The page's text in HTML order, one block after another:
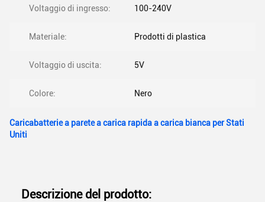
Voltaggio di ingresso: 100-240V
Materiale: Prodotti di plastica
Voltaggio di uscita: 5V
Colore: Nero
Caricabatterie a parete a carica rapida a carica bianca per Stati
Uniti
Descrizione del prodotto: